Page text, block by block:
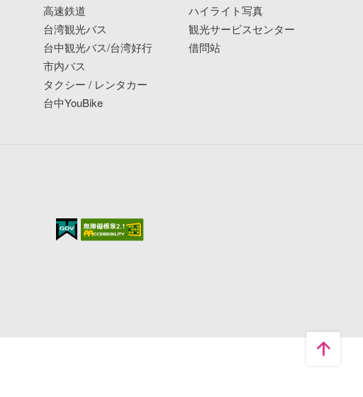
🎺限定音樂會：臺中國家歌劇院🎉🎉
🗓️10/20(日)
📍臺中市西屯區惠來路二段101號
高速鉄道
台湾観光バス
台中観光バス/台湾好行
市内バス
タクシー / レンタカー
台中YouBike
ハイライト写真
観光サービスセンター
借問站